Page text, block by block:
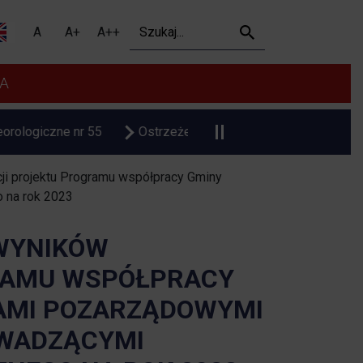
Programu
A A+ A++ Szukaj
nr 55 Ostrzeżenie meteorologiczne upał
Programu współpracy Gminy
na rok 2023
WSPÓŁPRACY
POZARZĄDOWYMI